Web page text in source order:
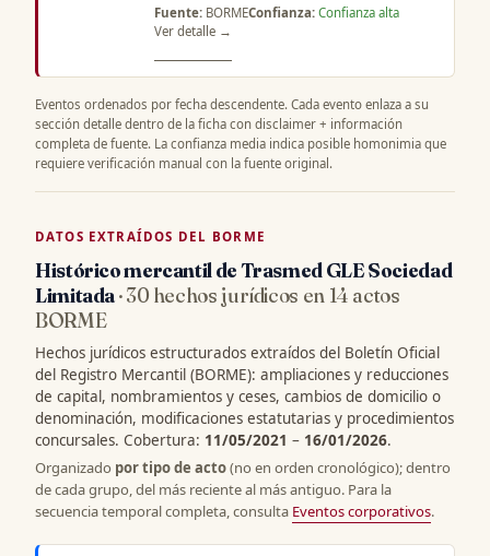
Fuente: BORMEConfianza: Confianza alta
Ver detalle →
Eventos ordenados por fecha descendente. Cada evento enlaza a su
sección detalle dentro de la ficha con disclaimer + información
completa de fuente. La confianza media indica posible homonimia que
requiere verificación manual con la fuente original.
DATOS EXTRAÍDOS DEL BORME
Histórico mercantil de Trasmed GLE Sociedad
Limitada· 30 hechos jurídicos en 14 actos
BORME
Hechos jurídicos estructurados extraídos del Boletín Oficial
del Registro Mercantil (BORME): ampliaciones y reducciones
de capital, nombramientos y ceses, cambios de domicilio o
denominación, modificaciones estatutarias y procedimientos
concursales. Cobertura: 11/05/2021 – 16/01/2026.
Organizado por tipo de acto(no en orden cronológico); dentro
de cada grupo, del más reciente al más antiguo. Para la
secuencia temporal completa, consulta Eventos corporativos.